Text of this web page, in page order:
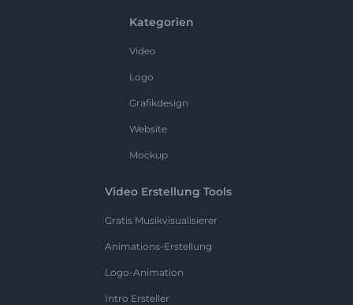
Kategorien
Video
Logo
Grafikdesign
Website
Mockup
Video Erstellung Tools
Gratis Musikvisualisierer
Animations-Erstellung
Logo-Animation
Intro Ersteller